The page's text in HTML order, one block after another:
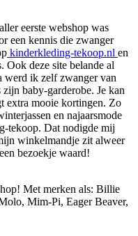
eerste webshop was
een kennis die zwanger
kinderkleding-tekoop.nl en
Ook deze site belande al
werd ik zelf zwanger van
baby-garderobe. Je kan
extra mooie kortingen. Zo
en najaarsmode
tekoop. Dat nodigde mij
winkelmandje zit alweer
bezoekje waard!
Met merken als: Billie
Mim-Pi, Eager Beaver,